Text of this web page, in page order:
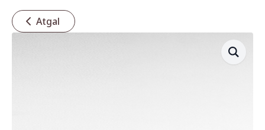
Atgal